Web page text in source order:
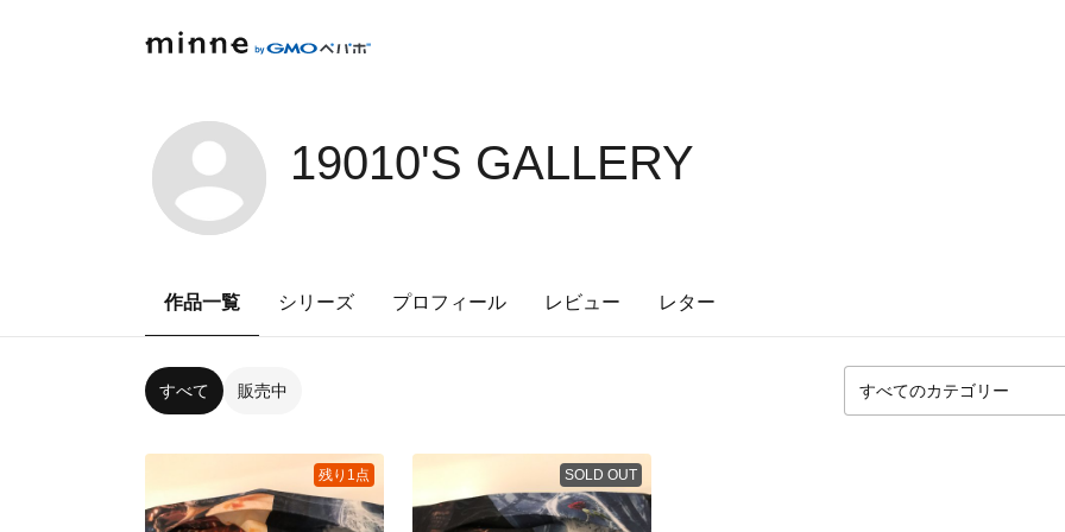
19010'S GALLERY
作品一覧 シリーズ プロフィール レビュー レター
すべて 販売中
残り1点 SOLD OUT